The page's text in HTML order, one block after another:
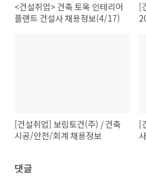
<건설취업> 건축 토목 인테리어
플랜트 건설사 채용정보(4/17)
[
[건설취업] 보림토건(주) / 건축
시공/안전/회계 채용정보
[
댓글